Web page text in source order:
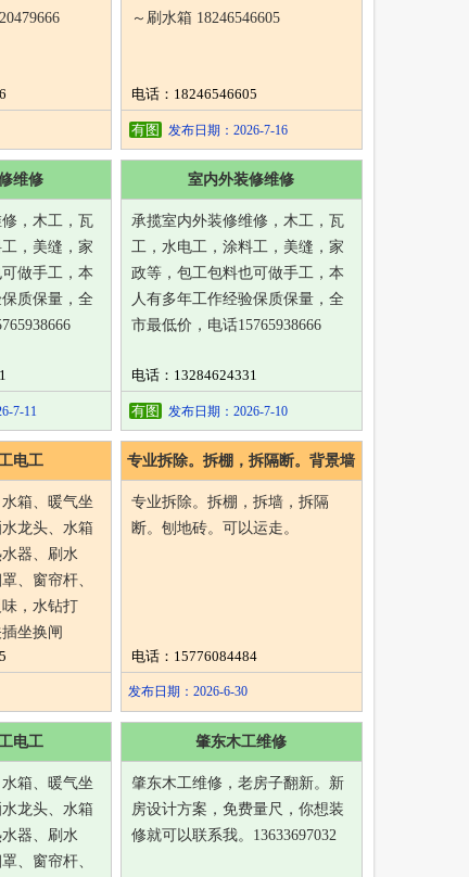
～刷水箱 18246546605
电话：18246546605
有图 发布日期：2026-7-16
维修
，木工，瓦
，美缝，家
做手工，本
质保量，全
7-11
室内外装修维修
承揽室内外装修维修，木工，瓦
工，水电工，涂料工，美缝，家
政等，包工包料也可做手工，本
人有多年工作经验保质保量，全
市最低价，电话15765938666
电话：13284624331
有图 发布日期：2026-7-10
电工
箱、暖气坐
龙头、水箱
器、刷水
、窗帘杆、
，水钻打
坐换闸
专业拆除。拆棚，拆隔断。背景墙
专业拆除。拆棚，拆墙，拆隔
断。刨地砖。可以运走。
电话：15776084484
发布日期：2026-6-30
电工
箱、暖气坐
龙头、水箱
器、刷水
、窗帘杆、
肇东木工维修
肇东木工维修，老房子翻新。新
房设计方案，免费量尺，你想装
修就可以联系我。13633697032